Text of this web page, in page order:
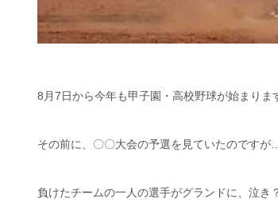
8月7日から今年も甲子園・高校野球が始まりま
その前に、〇〇大会の予選を見ていたのですが…
負けたチームの一人の選手がグランドに、泣き